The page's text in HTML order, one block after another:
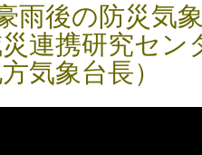
雨後の防災気
連携研究セ
気象台長）